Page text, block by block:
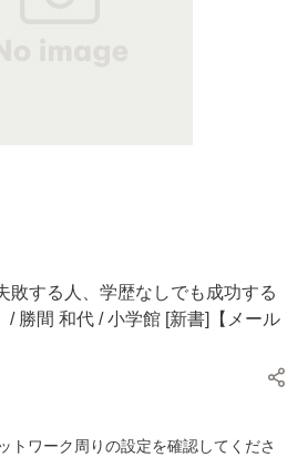
敗する人、学歴なしでも成功する
/ 勝間 和代 / 小学館 [新書]【メール
トワーク周りの設定を確認してくださ